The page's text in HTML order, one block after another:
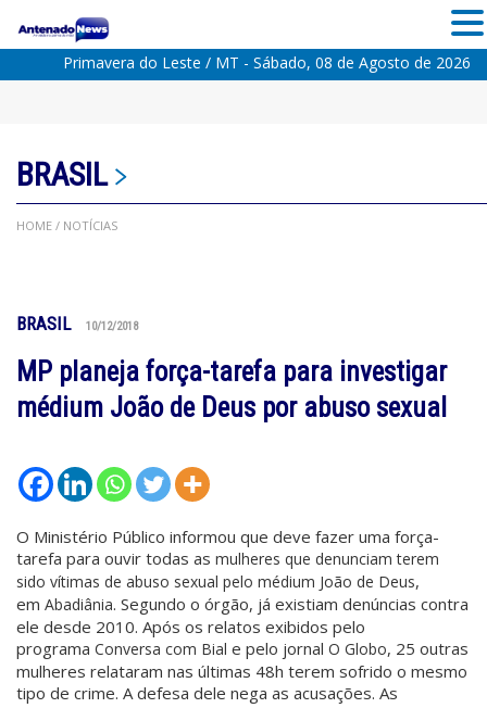
Primavera do Leste / MT - Sábado, 08 de Agosto de 2026
BRASIL
HOME / NOTÍCIAS
BRASIL 10/12/2018
MP planeja força-tarefa para investigar
médium João de Deus por abuso sexual
O Ministério Público informou que deve fazer uma força-
tarefa para ouvir todas as mulheres que denunciam terem
sido vítimas de abuso sexual pelo médium João de Deus,
em Abadiânia. Segundo o órgão, já existiam denúncias contra
ele desde 2010. Após os relatos exibidos pelo
programa Conversa com Bial e pelo jornal O Globo, 25 outras
mulheres relataram nas últimas 48h terem sofrido o mesmo
tipo de crime. A defesa dele nega as acusações. As